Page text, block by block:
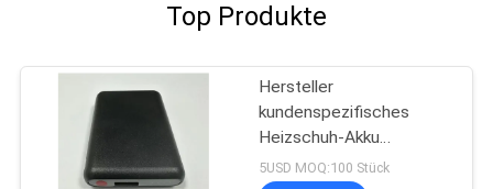
Top Produkte
Hersteller
kundenspezifisches
Heizschuh-Akku
5V2A5000Ma Batterie
5USD MOQ:100 Stück